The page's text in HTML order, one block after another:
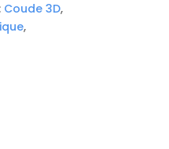
Coude 3D,
,